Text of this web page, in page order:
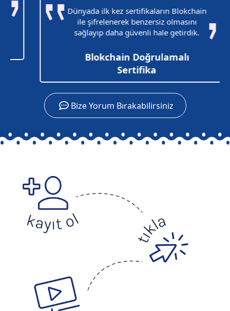
Dünyada ilk kez sertifikaların Blokchain
ile şifrelenerek benzersiz olmasını
sağlayıp daha güvenli hale getirdik.
Blokchain Doğrulamalı
Sertifika
Bize Yorum Bırakabilirsiniz